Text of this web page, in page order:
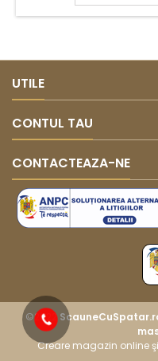
UTILE
CONTUL TAU
CONTACTEAZA-NE
©2022
Creare magazin online